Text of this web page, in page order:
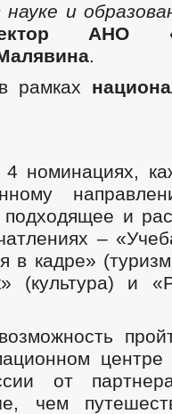
и
АНО
.
рамках
4 номинациях,
подходящее и
–
в кадре»
(культура) и
от
чем